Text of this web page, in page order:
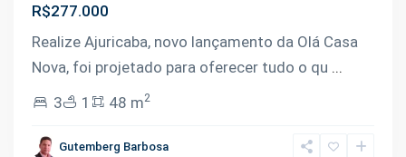
R$277.000
Realize Ajuricaba, novo lançamento da Olá Casa
Nova, foi projetado para oferecer tudo o qu ...
3
1 48 m2
Gutemberg Barbosa
km
04
Urbano,